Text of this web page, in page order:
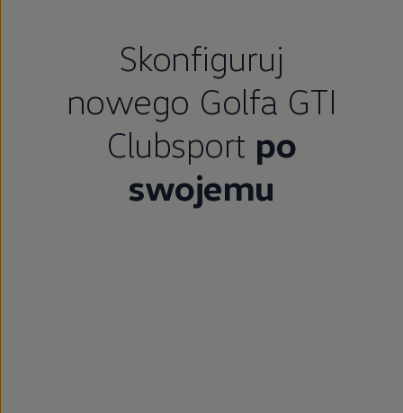
Skonfiguruj
nowego Golfa GTI
Clubsport po
swojemu